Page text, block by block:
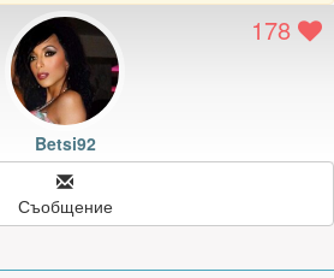
178
Betsi92
Съобщение